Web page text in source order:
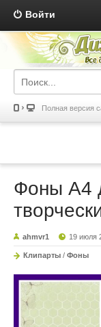
Войти
Полная версия
Фоны А4
ahmvr1 19 июля
Клипарты / Фоны